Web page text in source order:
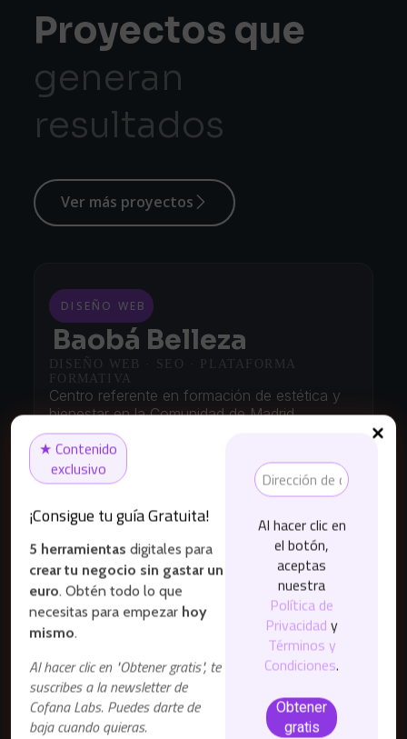
Proyectos que
generan
resultados
Ver más proyectos
DISEÑO WEB
Baobá Belleza
DISEÑO WEB · SEO · PLATAFORMA
FORMATIVA
Centro referente en formación de estética y
bienestar en la Comunidad de Madrid.
Buscaban potenciar su presencia digital y
centralizar su oferta formativa. Diseñamos
una plataforma web optimizada para SEO, una
solución de formación online y un servicio de
mantenimiento continuo.
Más información
★ Contenido
exclusivo
¡Consigue tu guía Gratuita!
5 herramientas digitales para
crear tu negocio sin gastar un
euro. Obtén todo lo que
necesitas para empezar hoy
mismo.
Al hacer clic en "Obtener gratis", te
suscribes a la newsletter de
Cofana Labs. Puedes darte de
baja cuando quieras.
Al hacer clic en
el botón,
aceptas
nuestra
Política de
Privacidad y
Términos y
Condiciones.